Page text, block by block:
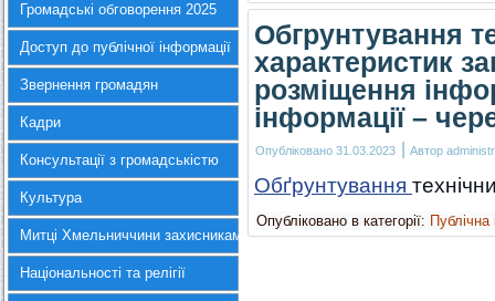
Громадські обговорення 2025
Доступ до публічної інформації
Звернення громадян
Кадри
Консультації з громадськістю
Культура
Митці Хмельниччини захисникам України
Національності та релігії
Обгрунтування
характеристик
розміщення
інформації –
Опубліковано 31.03.2023 | Автор
Обґрунтування
Опубліковано в категорії: Публічна